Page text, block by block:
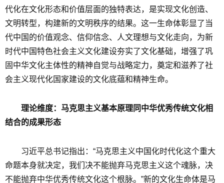
代化在文化形态和价值层面的独特表达，是实现文化创造、
文明转型，构建新的文明秩序的结果。这一生命体彰显了当
代中国的价值观念、信仰信念、人文理想与文化走向，为新
时代中国特色社会主义文化建设夯实了文化基础，增强了巩
固中华文化主体性的精神自觉与战略定力，奠定和滋养了社
会主义现代化国家建设的文化底蕴和精神生命。
理论维度：马克思主义基本原理同中华优秀传统文化相
结合的成果形态
习近平总书记指出：“马克思主义中国化时代化这个重大
命题本身就决定，我们决不能抛弃马克思主义这个魂脉，决
不能抛弃中华优秀传统文化这个根脉。”新的文化生命体是马